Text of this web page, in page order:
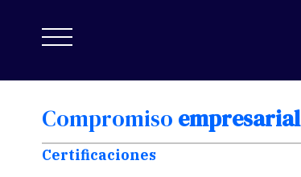
Compromiso empresarial
Certificaciones